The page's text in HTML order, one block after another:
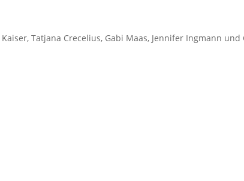
Tatjana Crecelius, Gabi Maas, Jennifer Ingmann und